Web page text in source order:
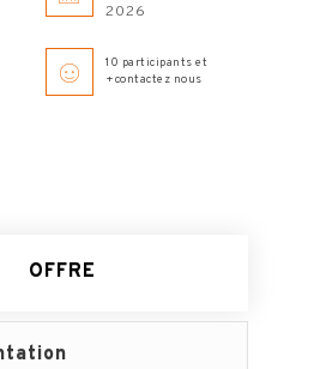
2026
10 participants et
+contactez nous
OFFRE